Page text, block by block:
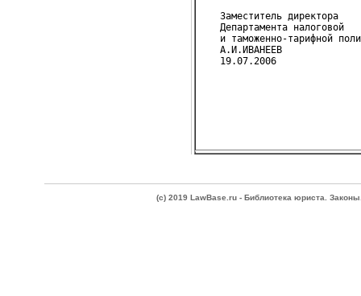
Заместитель директора
Департамента налоговой
и таможенно-тарифной
А.И.ИВАНЕЕВ
(c) 2019 LawBase.ru - Библиотека юриста.